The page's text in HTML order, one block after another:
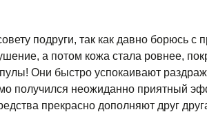
подруги, так как давно борюсь
а потом кожа стала ровнее,
Они быстро успокаивают
получился неожиданно приятный
прекрасно дополняют друг